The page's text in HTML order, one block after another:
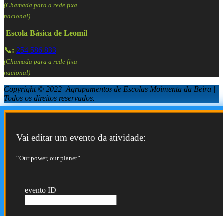
(Chamada para a rede fixa
nacional)
Escola Básica de Leomil
📞: 254 586 833
(Chamada para a rede fixa
nacional)
Copyright © 2022 Agrupamentos de Escolas Moimenta da Beira |
Todos os direitos reservados.
Vai editar um evento da atividade:
“Our power, our planet”
evento ID